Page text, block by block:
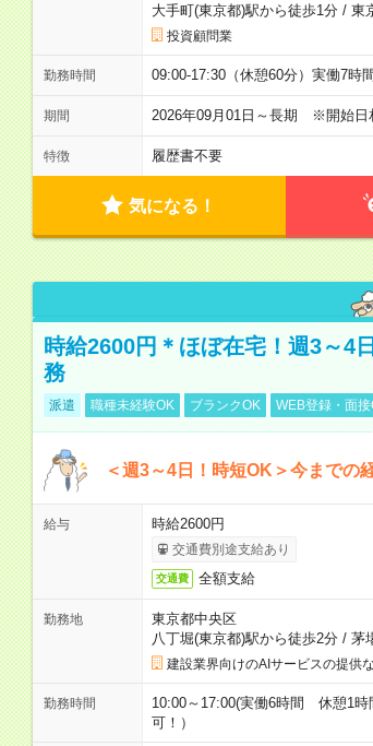
大手町(東京都)駅から徒歩1分/ 東
投資顧問業
勤務時間 09:00-17:30（休憩60分）実働7時
期間 2026年09月01日～長期 ※開始
特徴 履歴書不要
気になる！
時給2600円＊ほぼ在宅！週3～4
務
派遣 職種未経験OK ブランクOK WEB登録・面接
＜週3～4日！時短OK＞今までの
給与 時給2600円
交通費別途支給あり
交通費 全額支給
勤務地
東京都中央区
八丁堀(東京都)駅から徒歩2分/ 茅
建設業界向けのAIサービスの提供
勤務時間
10:00～17:00(実働6時間 休憩1
可！）